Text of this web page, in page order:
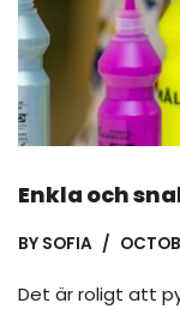
Enkla och
BY SOFIA
Det är roligt att